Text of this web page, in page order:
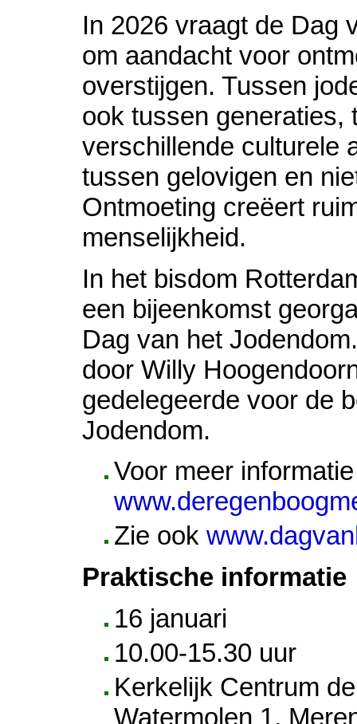
In 2026 vraagt de Dag
om aandacht voor
overstijgen. Tussen
ook tussen generaties,
verschillende culturele
tussen gelovigen en
Ontmoeting creëert
menselijkheid.
In het bisdom
een bijeenkomst
Dag van het
door Willy
gedelegeerde voor de
Jodendom.
Voor meer
Zie ook
Praktische informatie
16 januari
10.00-15.30 uur
Kerkelijk Centrum
Watermolen 1,